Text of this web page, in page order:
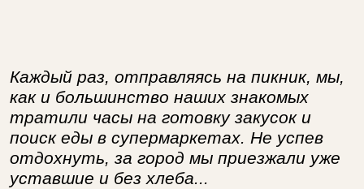
Каждый раз, отправляясь на пикник, мы,
как и большинство наших знакомых
тратили часы на готовку закусок и
поиск еды в супермаркетах. Не успев
отдохнуть, за город мы приезжали уже
уставшие и без хлеба...